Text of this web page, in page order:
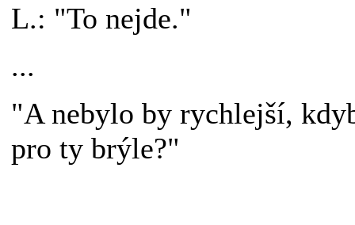
L.: "To nejde."
...
"A nebylo by rychlejší,
pro ty brýle?"